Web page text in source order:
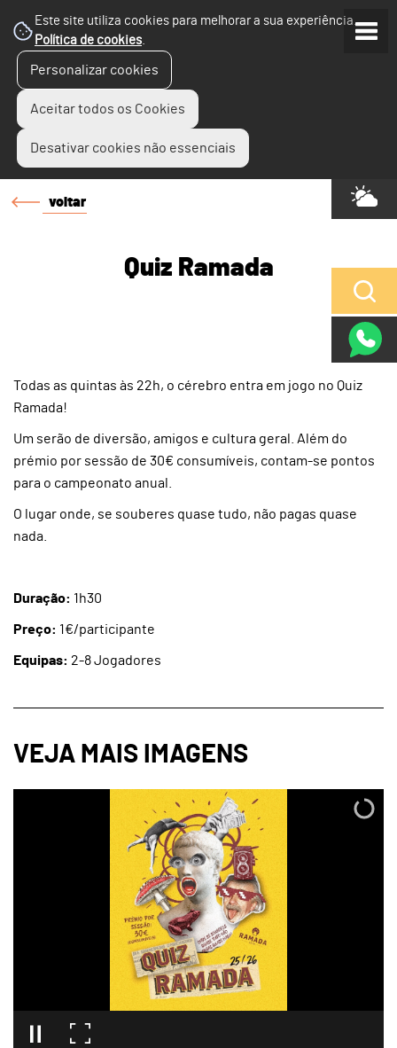
Este site utiliza cookies para melhorar a sua experiência.
Política de cookies.
Personalizar cookies
Aceitar todos os Cookies
Desativar cookies não essenciais
voltar
Quiz Ramada
Todas as quintas às 22h, o cérebro entra em jogo no Quiz
Ramada!
Um serão de diversão, amigos e cultura geral. Além do
prémio por sessão de 30€ consumíveis, contam-se pontos
para o campeonato anual.
O lugar onde, se souberes quase tudo, não pagas quase
nada.
Duração: 1h30
Preço: 1€/participante
Equipas: 2-8 Jogadores